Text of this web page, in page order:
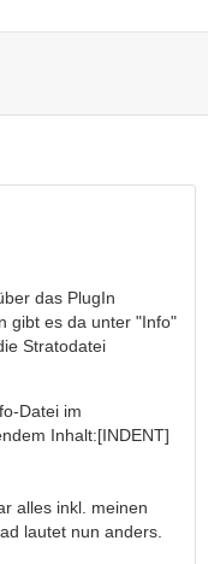
das PlugIn
gibt es da unter "Info"
Stratodatei
Datei im
Inhalt:[INDENT]
alles inkl. meinen
lautet nun anders.